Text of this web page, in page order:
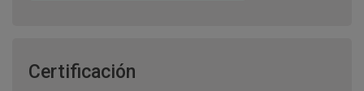
Certificación